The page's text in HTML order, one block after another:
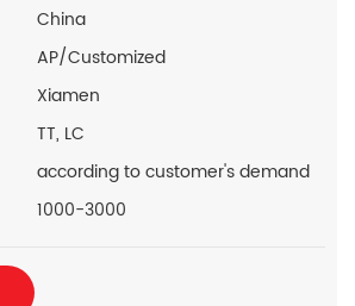
China
AP/Customized
Xiamen
TT, LC
according to customer's demand
1000-3000